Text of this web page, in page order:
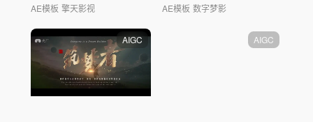
AE模板 擎天影视 AE模板 数字梦影
AIGC AIGC